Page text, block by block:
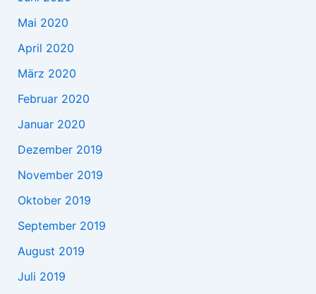
Mai 2020
April 2020
März 2020
Februar 2020
Januar 2020
Dezember 2019
November 2019
Oktober 2019
September 2019
August 2019
Juli 2019